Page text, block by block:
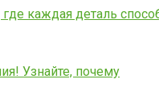
каждая деталь
Узнайте, почему